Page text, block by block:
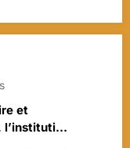
et
l’institution